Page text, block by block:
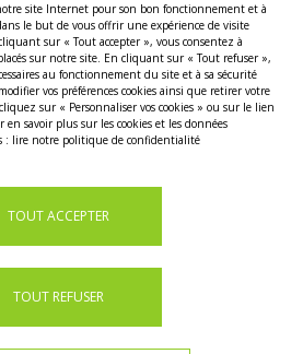
TERRITOIRES
site Internet pour son bon fonctionnement et à
le but de vous offrir une expérience de visite
sur « Tout accepter », vous consentez à
sur notre site. En cliquant sur « Tout refuser »,
au fonctionnement du site et à sa sécurité
vos préférences cookies ainsi que retirer votre
sur « Personnaliser vos cookies » ou sur le lien
en savoir plus sur les cookies et les données
: lire notre politique de confidentialité
TOUT ACCEPTER
TOUT REFUSER